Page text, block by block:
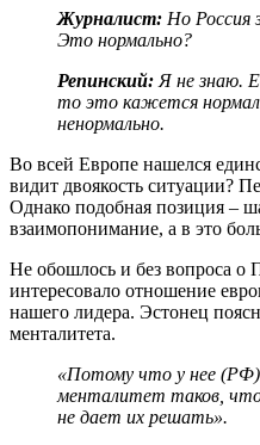
Журналист: Но Россия
Это нормально?
Репинский: Я не знаю.
то это кажется
ненормально.
Во всей Европе нашелся
видит двоякость ситуации?
Однако подобная позиция –
взаимопонимание, а в это
Не обошлось и без вопроса о
интересовало отношение
нашего лидера. Эстонец
менталитета.
«Потому что у нее (РФ)
менталитет таков,
не дает их решать».